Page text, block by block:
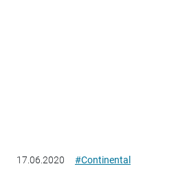
17.06.2020 #Continental